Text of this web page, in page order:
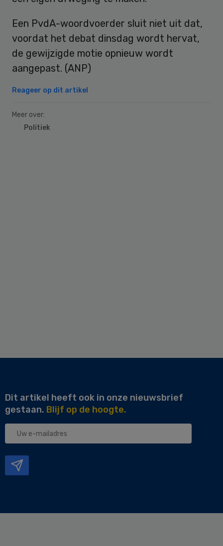
Een PvdA-woordvoerder sluit niet uit dat,
voordat het debat dinsdag wordt hervat,
de gewijzigde motie opnieuw wordt
aangepast. (ANP)
Reageer op dit artikel
Meer over:
Politiek
Dit artikel heeft ook in onze nieuwsbrief
gestaan. Blijf op de hoogte.
Uw